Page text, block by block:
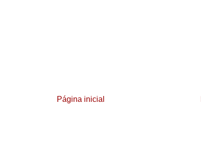
Página inicial